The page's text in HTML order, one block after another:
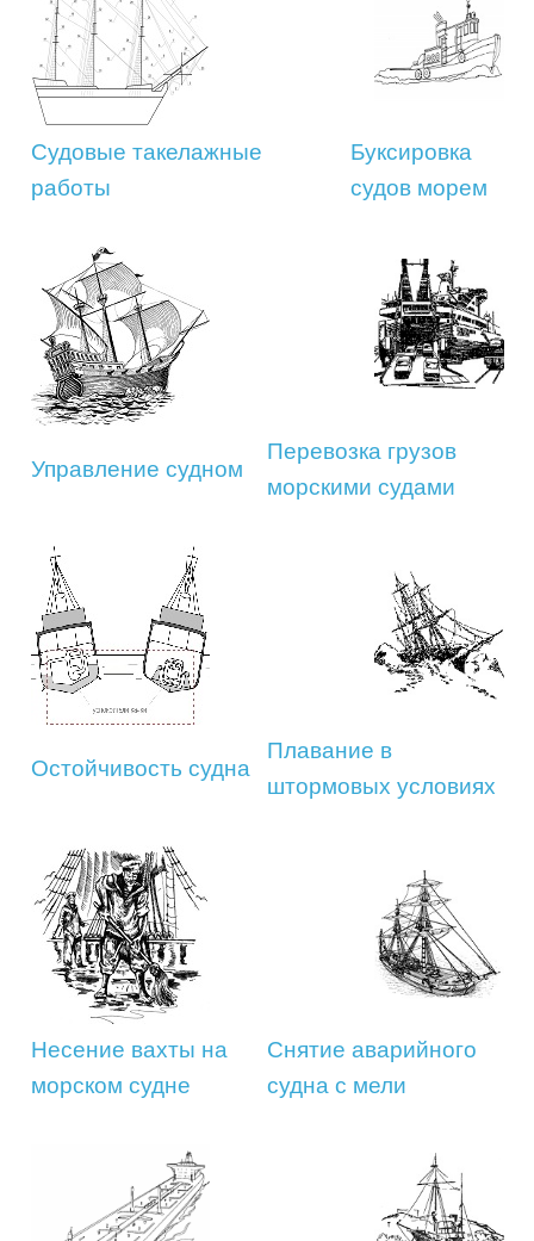
Судовые такелажные
работы
Буксировка
судов морем
Управление судном
Перевозка грузов
морскими судами
Остойчивость судна
Плавание в
штормовых условиях
Несение вахты на
морском судне
Снятие аварийного
судна с мели